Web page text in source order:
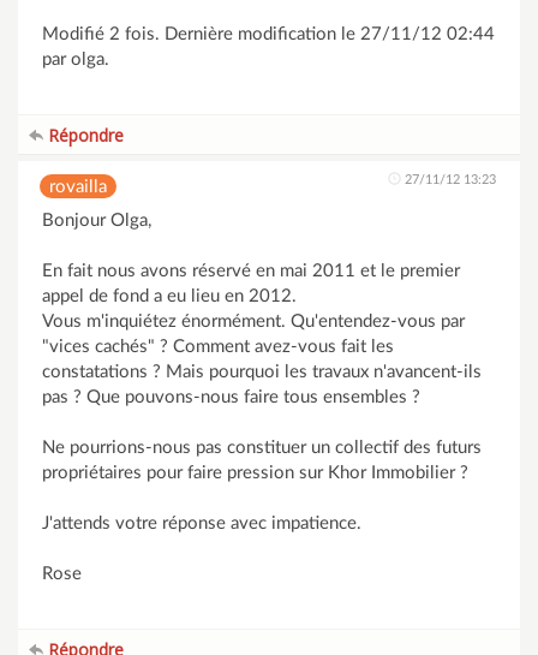
Modifié 2 fois. Dernière modification le 27/11/12 02:44
par olga.
Répondre
rovailla 27/11/12 13:23
Bonjour Olga,
En fait nous avons réservé en mai 2011 et le premier
appel de fond a eu lieu en 2012.
Vous m'inquiétez énormément. Qu'entendez-vous par
"vices cachés" ? Comment avez-vous fait les
constatations ? Mais pourquoi les travaux n'avancent-ils
pas ? Que pouvons-nous faire tous ensembles ?
Ne pourrions-nous pas constituer un collectif des futurs
propriétaires pour faire pression sur Khor Immobilier ?
J'attends votre réponse avec impatience.
Rose
Répondre